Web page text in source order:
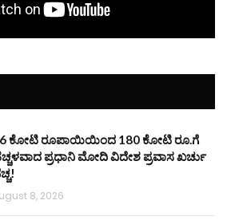
ಕೋಟಿ ರೂಪಾಯಿಯಿಂದ 180 ಕೋಟಿ ರೂ.ಗೆ
ಪ್ರಧಾನಿ ಮೋದಿ ವಿದೇಶ ಪ್ರವಾಸ ಖರ್ಚು
8, 2026